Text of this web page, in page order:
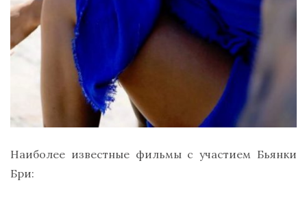
Наиболее известные фильмы с участием Бьянки
Бри: